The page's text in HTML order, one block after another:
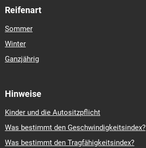
Reifenart
Sommer
Winter
Ganzjährig
Hinweise
Kinder und die Autositzpflicht
Was bestimmt den Geschwindigkeitsindex?
Was bestimmt den Tragfähigkeitsindex?